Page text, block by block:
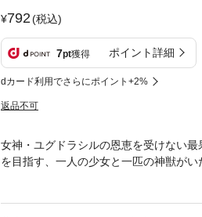
792(税込)
7pt獲得 ポイント詳細
dカード利用でさらにポイント+2%
返品不可
女神・ユグドラシルの恩恵を受けない
を目指す、一人の少女と一匹の神獣が
と――！女神に見放された土地も、住め